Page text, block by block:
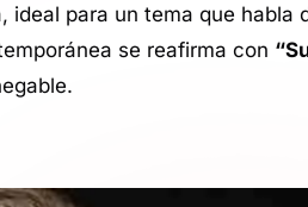
para un tema que habla
se reafirma con